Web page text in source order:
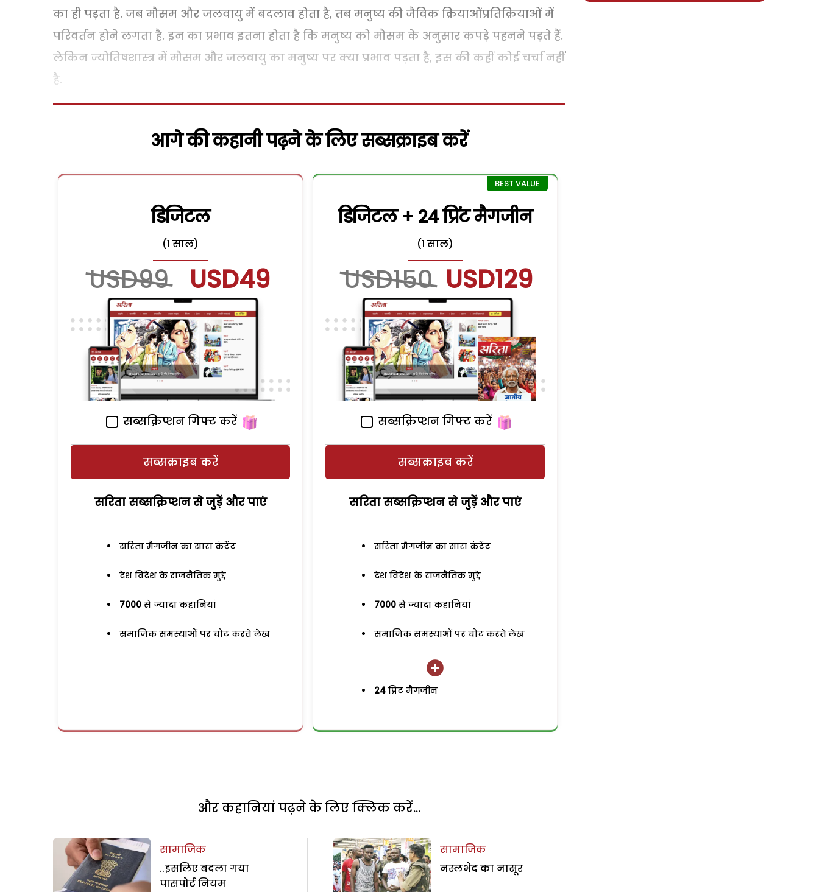
का ही पड़ता है. जब मौसम और जलवायु में बदलाव होता है, तब मनुष्य की जैविक क्रियाओंप्रतिक्रियाओं में
परिवर्तन होने लगता है. इन का प्रभाव इतना होता है कि मनुष्य को मौसम के अनुसार कपड़े पहनने पड़ते हैं.
लेकिन ज्योतिषशास्त्र में मौसम और जलवायु का मनुष्य पर क्या प्रभाव पड़ता है, इस की कहीं कोई चर्चा नहीं
है.
आगे की कहानी पढ़ने के लिए सब्सक्राइब करें
डिजिटल
(1 साल)
USD99 USD49
सब्सक्रिप्शन गिफ्ट करें
सब्सक्राइब करें
सरिता सब्सक्रिप्शन से जुड़ेें और पाएं
सरिता मैगजीन का सारा कंटेंट
देश विदेश के राजनैतिक मुद्दे
7000 से ज्यादा कहानियां
समाजिक समस्याओं पर चोट करते लेख
डिजिटल + 24 प्रिंट मैगजीन
(1 साल)
USD150 USD129
सब्सक्रिप्शन गिफ्ट करें
सब्सक्राइब करें
सरिता सब्सक्रिप्शन से जुड़ेें और पाएं
सरिता मैगजीन का सारा कंटेंट
देश विदेश के राजनैतिक मुद्दे
7000 से ज्यादा कहानियां
समाजिक समस्याओं पर चोट करते लेख
24 प्रिंट मैगजीन
और कहानियां पढ़ने के लिए क्लिक करें...
सामाजिक
..इसलिए बदला गया
पासपोर्ट नियम
सामाजिक
नस्लभेद का नासूर